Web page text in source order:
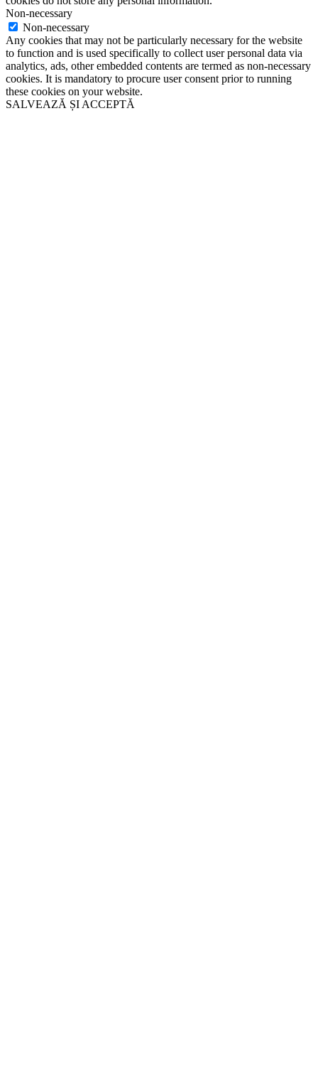
Non-necessary
Non-necessary
Any cookies that may not be particularly necessary for the website
to function and is used specifically to collect user personal data via
analytics, ads, other embedded contents are termed as non-necessary
cookies. It is mandatory to procure user consent prior to running
these cookies on your website.
SALVEAZĂ ȘI ACCEPTĂ